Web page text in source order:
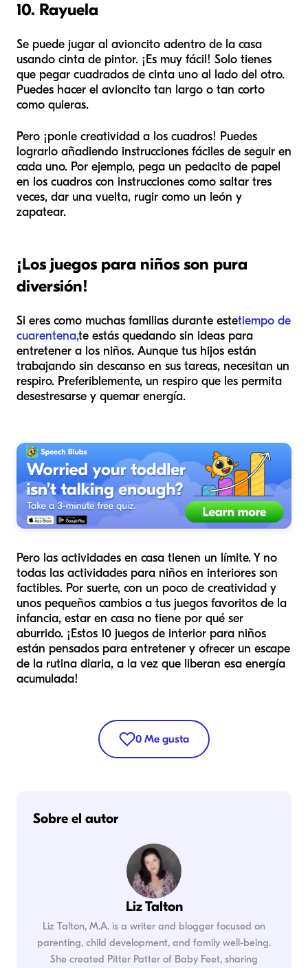
10. Rayuela
Se puede jugar al avioncito adentro de la casa
usando cinta de pintor. ¡Es muy fácil! Solo tienes
que pegar cuadrados de cinta uno al lado del otro.
Puedes hacer el avioncito tan largo o tan corto
como quieras.
Pero ¡ponle creatividad a los cuadros! Puedes
lograrlo añadiendo instrucciones fáciles de seguir en
cada uno. Por ejemplo, pega un pedacito de papel
en los cuadros con instrucciones como saltar tres
veces, dar una vuelta, rugir como un león y
zapatear.
¡Los juegos para niños son pura
diversión!
Si eres como muchas familias durante estetiempo de
cuarentena,te estás quedando sin ideas para
entretener a los niños. Aunque tus hijos están
trabajando sin descanso en sus tareas, necesitan un
respiro. Preferiblemente, un respiro que les permita
desestresarse y quemar energía.
Pero las actividades en casa tienen un límite. Y no
todas las actividades para niños en interiores son
factibles. Por suerte, con un poco de creatividad y
unos pequeños cambios a tus juegos favoritos de la
infancia, estar en casa no tiene por qué ser
aburrido. ¡Estos 10 juegos de interior para niños
están pensados para entretener y ofrecer un escape
de la rutina diaria, a la vez que liberan esa energía
acumulada!
0 Me gusta
Sobre el autor
Liz Talton
Liz Talton, M.A. is a writer and blogger focused on
parenting, child development, and family well-being.
She created Pitter Patter of Baby Feet, sharing